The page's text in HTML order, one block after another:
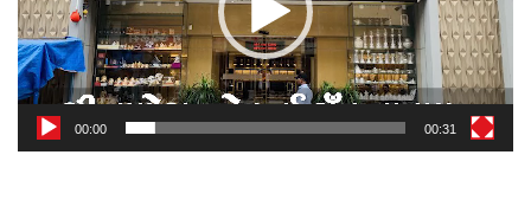
00:00 00:31